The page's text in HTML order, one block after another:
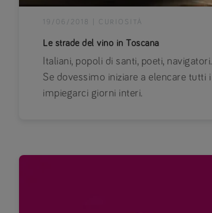
Le strade del vino in Toscana
19/06/2018 CURIOSITÀ
Italiani, popoli di santi, poeti,
Se dovessimo iniziare a elencare
impiegarci giorni interi.